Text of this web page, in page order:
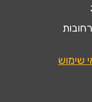
שימוש